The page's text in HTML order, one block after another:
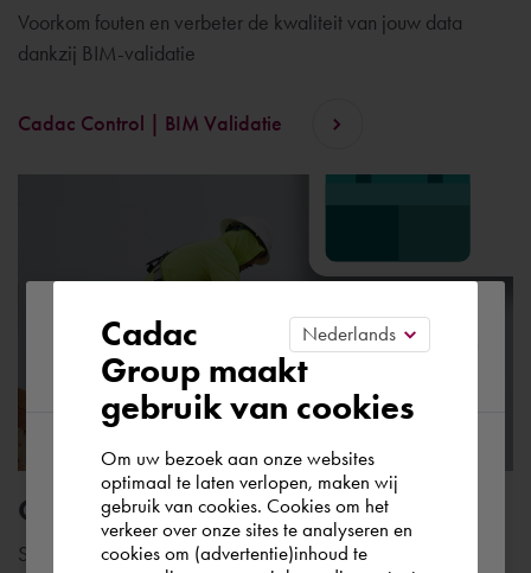
Voorkom fouten en verbeter de kwaliteit van jouw data
dankzij BIM-validatie
Cadac Control | BIM Validatie
Cadac Connect
Systeemintegratie als fundament onder jouw digitale
Please confirm your current
region
According to us you are situated in Rest of
the world. Please confirm in which country
you wish to shop.
Cadac
Group maakt
gebruik van cookies
Om uw bezoek aan onze websites
optimaal te laten verlopen, maken wij
gebruik van cookies. Cookies om het
verkeer over onze sites te analyseren en
cookies om (advertentie)inhoud te